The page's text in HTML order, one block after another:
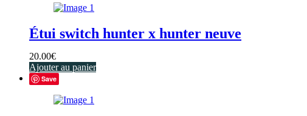
Étui switch hunter x hunter neuve
20.00€
Ajouter au panier
Save